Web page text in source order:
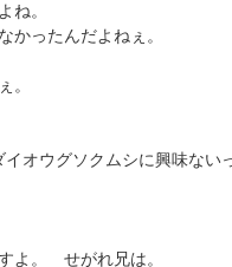
ね。
かったんだよねぇ。
。
オウグソクムシに興味ない
よ。 せがれ兄は。